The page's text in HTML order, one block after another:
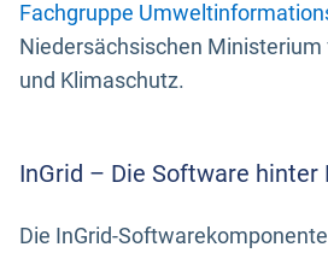
Fachgruppe
Niedersächsischen Ministerium
und Klimaschutz.
InGrid – Die Software hinter
Die InGrid-